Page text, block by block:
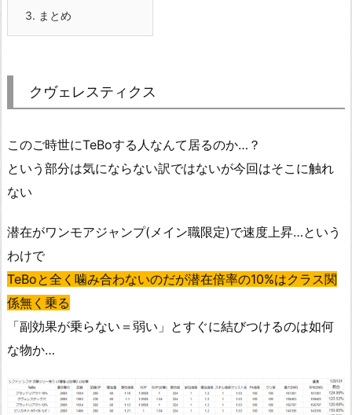
3. まとめ
クヴェレスティクス
このご時世にTeBoする人なんて居るのか…？
という部分は気にならない訳ではないが今回はそこに触れ
ない
潜在がワンモアジャンプ(メイン職限定)で速度上昇…という
わけで
TeBoと全く噛み合わないのだが潜在倍率の10%はクラス関
係無く乗る
「副効果が乗らない＝弱い」とすぐに結びつけるのは如何
な物か…